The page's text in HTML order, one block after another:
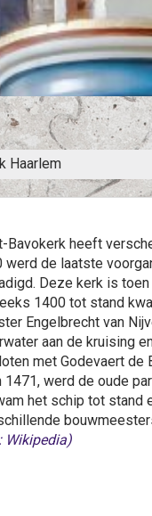
Haarlem
Bavokerk heeft
werd de laatste
Deze kerk is
1400 tot stand
Engelbrecht van
aan de kruising
met Godevaert de
1471, werd de oude
het schip tot
Wikipedia)